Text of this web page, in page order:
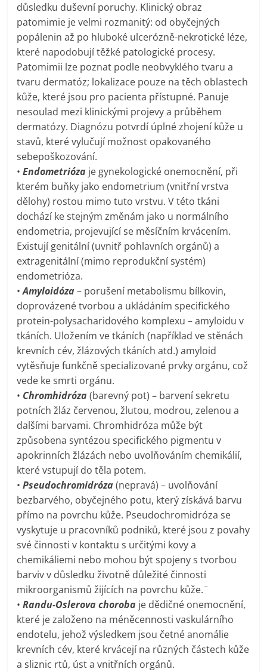
důsledku duševní poruchy. Klinický obraz
patomimie je velmi rozmanitý: od obyčejných
popálenin až po hluboké ulcerózně-nekrotické léze,
které napodobují těžké patologické procesy.
Patomimii lze poznat podle neobvyklého tvaru a
tvaru dermatóz; lokalizace pouze na těch oblastech
kůže, které jsou pro pacienta přístupné. Panuje
nesoulad mezi klinickými projevy a průběhem
dermatózy. Diagnózu potvrdí úplné zhojení kůže u
stavů, které vylučují možnost opakovaného
sebepoškozování.
•Endometrióza je gynekologické onemocnění, při
kterém buňky jako endometrium (vnitřní vrstva
dělohy) rostou mimo tuto vrstvu. V této tkáni
dochází ke stejným změnám jako u normálního
endometria, projevující se měsíčním krvácením.
Existují genitální (uvnitř pohlavních orgánů) a
extragenitální (mimo reprodukční systém)
endometrióza.
•Amyloidóza– porušení metabolismu bílkovin,
doprovázené tvorbou a ukládáním specifického
protein-polysacharidového komplexu – amyloidu v
tkáních. Uložením ve tkáních (například ve stěnách
krevních cév, žlázových tkáních atd.) amyloid
vytěsňuje funkčně specializované prvky orgánu, což
vede ke smrti orgánu.
• Chromhidróza(barevný pot) – barvení sekretu
potních žláz červenou, žlutou, modrou, zelenou a
dalšími barvami. Chromhidróza může být
způsobena syntézou specifického pigmentu v
apokrinních žlázách nebo uvolňováním chemikálií,
které vstupují do těla potem.
•Pseudochromidróza(nepravá) – uvolňování
bezbarvého, obyčejného potu, který získává barvu
přímo na povrchu kůže. Pseudochromidróza se
vyskytuje u pracovníků podniků, které jsou z povahy
své činnosti v kontaktu s určitými kovy a
chemikáliemi nebo mohou být spojeny s tvorbou
barviv v důsledku životně důležité činnosti
mikroorganismů žijících na povrchu kůže.¨
•Randu-Oslerova choroba je dědičné onemocnění,
které je založeno na méněcennosti vaskulárního
endotelu, jehož výsledkem jsou četné anomálie
krevních cév, které krvácejí na různých částech kůže
a sliznic rtů, úst a vnitřních orgánů.